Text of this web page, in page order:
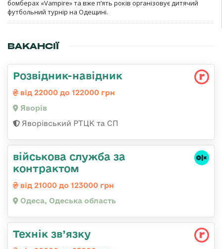
бомберах «Vampire» та вже п’ять років організовує дитячий
футбольний турнір на Одещині.
ВАКАНСІЇ
Розвідник-навідник
від 22000 до 122000 грн
Яворів
Яворівський РТЦК та СП
військова служба за
контрактом
від 21000 до 123000 грн
Одеса, Одеська область
Технік зв’язку